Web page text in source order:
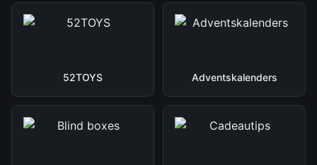
52TOYS Adventskalenders